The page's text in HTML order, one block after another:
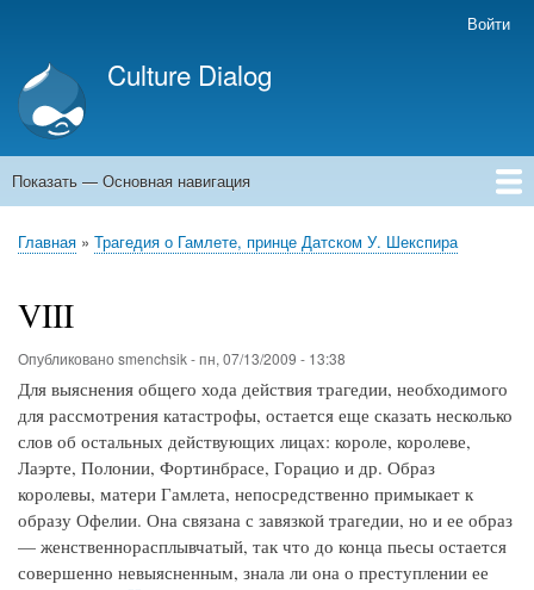
основному
содержанию
учётной
записи
пользователя
Войти
Culture Dialog
Основная
Показать — Основная навигация
Главная
Книги
Авторы
Kомментарии
Архивы емейлов
Форумы
Строка
Главная Трагедия о Гамлете, принце Датском У. Шекспира
VIII
Опубликовано smenchsik-пн, 07/13/2009 - 13:38
Для выяснения общего хода действия трагедии, необходимого
для рассмотрения катастрофы, остается еще сказать несколько
слов об остальных действующих лицах: короле, королеве,
Лаэрте, Полонии, Фортинбрасе, Горацио и др. Образ
королевы, матери Гамлета, непосредственно примыкает к
образу Офелии. Она связана с завязкой трагедии, но и ее образ
— женственнорасплывчатый, так что до конца пьесы остается
совершенно невыясненным, знала ли она о преступлении ее